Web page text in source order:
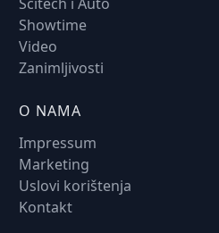
Showtime
Video
Zanimljivosti
O NAMA
Impressum
Marketing
Uslovi korištenja
Kontakt